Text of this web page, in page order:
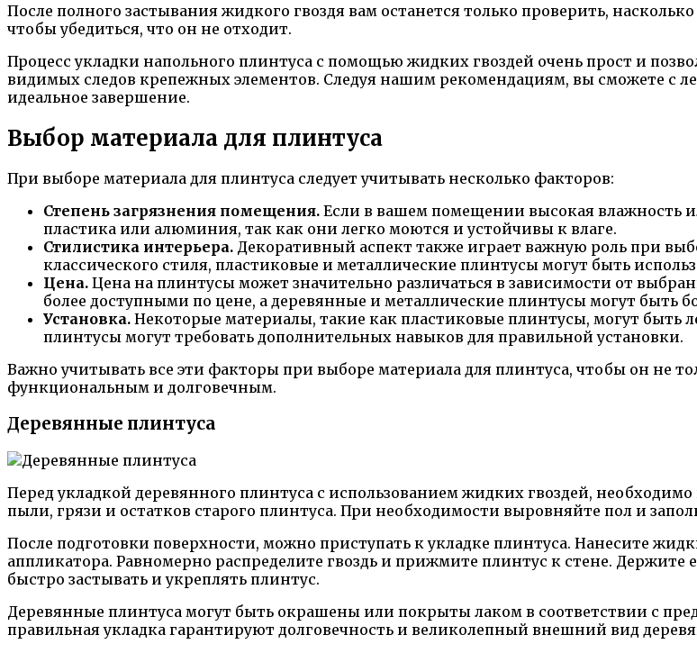
После полного застывания жидкого гвоздя вам останется только проверить,
чтобы убедиться, что он не отходит.
Процесс укладки напольного плинтуса с помощью жидких гвоздей очень прост и
видимых следов крепежных элементов. Следуя нашим рекомендациям, вы сможете с
идеальное завершение.
Выбор материала для плинтуса
При выборе материала для плинтуса следует учитывать несколько факторов:
Степень загрязнения помещения. Если в вашем помещении высокая влажность
пластика или алюминия, так как они легко моются и устойчивы к влаге.
Стилистика интерьера. Декоративный аспект также играет важную роль при
классического стиля, пластиковые и металлические плинтусы могут быть
Цена. Цена на плинтусы может значительно различаться в зависимости от
более доступными по цене, а деревянные и металлические плинтусы могут быть
Установка. Некоторые материалы, такие как пластиковые плинтусы, могут быть
плинтусы могут требовать дополнительных навыков для правильной установки.
Важно учитывать все эти факторы при выборе материала для плинтуса, чтобы он не
функциональным и долговечным.
Деревянные плинтуса
Перед укладкой деревянного плинтуса с использованием жидких гвоздей,
пыли, грязи и остатков старого плинтуса. При необходимости выровняйте пол и
После подготовки поверхности, можно приступать к укладке плинтуса. Нанесите
аппликатора. Равномерно распределите гвоздь и прижмите плинтус к стене. Держите
быстро застывать и укреплять плинтус.
Деревянные плинтуса могут быть окрашены или покрыты лаком в соответствии с
правильная укладка гарантируют долговечность и великолепный внешний вид